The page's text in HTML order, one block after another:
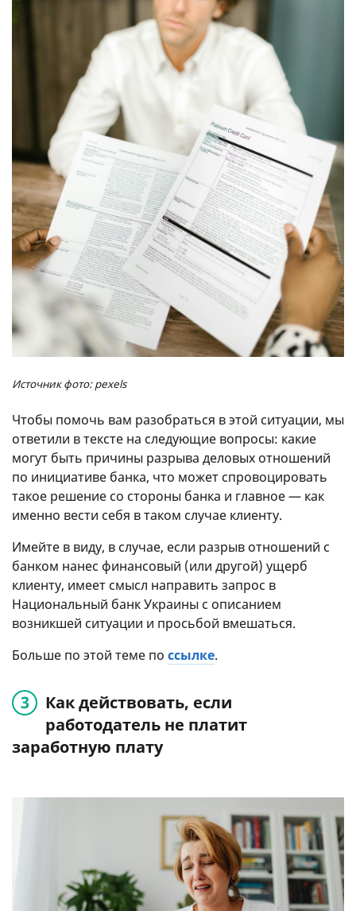
Источник фото: pexels
Чтобы помочь вам разобраться в этой ситуации, мы
ответили в тексте на следующие вопросы: какие
могут быть причины разрыва деловых отношений
по инициативе банка, что может спровоцировать
такое решение со стороны банка и главное — как
именно вести себя в таком случае клиенту.
Имейте в виду, в случае, если разрыв отношений с
банком нанес финансовый (или другой) ущерб
клиенту, имеет смысл направить запрос в
Национальный банк Украины с описанием
возникшей ситуации и просьбой вмешаться.
Больше по этой теме по ссылке.
Как действовать, если
работодатель не платит
заработную плату